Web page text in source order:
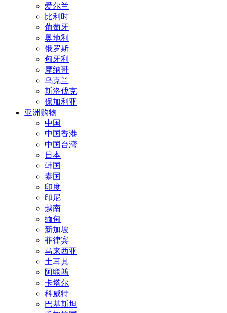
爱尔兰
比利时
葡萄牙
奥地利
俄罗斯
匈牙利
摩纳哥
乌克兰
斯洛伐克
保加利亚
亚洲购物
中国
中国香港
中国台湾
日本
韩国
泰国
印度
印尼
越南
缅甸
新加坡
菲律宾
马来西亚
土耳其
阿联酋
卡塔尔
科威特
巴基斯坦